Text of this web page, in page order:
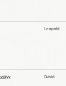
Leopold
David